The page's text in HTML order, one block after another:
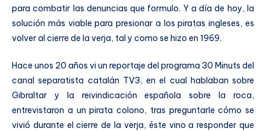
para combatir las denuncias que formulo. Y a día de hoy, la
solución más viable para presionar a los piratas ingleses, es
volver al cierre de la verja, tal y como se hizo en 1969.
Hace unos 20 años vi un reportaje del programa 30 Minuts del
canal separatista catalán TV3, en el cual hablaban sobre
Gibraltar y la reivindicación española sobre la roca,
entrevistaron a un pirata colono, tras preguntarle cómo se
vivió durante el cierre de la verja, éste vino a responder que